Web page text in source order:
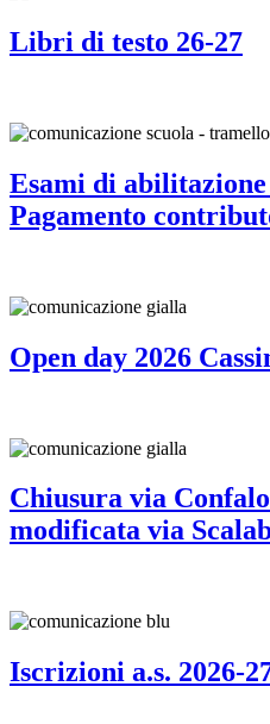
Libri di testo 26-27
Esami di
Pagamento
Open day 2026
Chiusura via
modificata via
Iscrizioni a.s. 2026-